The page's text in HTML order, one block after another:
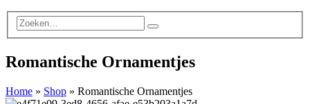
Romantische Ornamentjes
Home » Shop » Romantische Ornamentjes